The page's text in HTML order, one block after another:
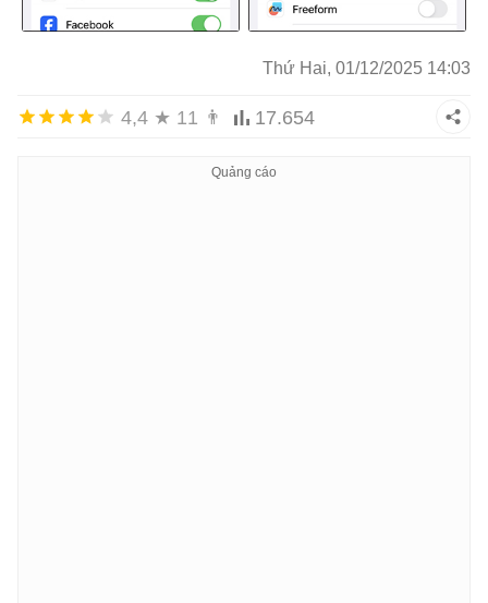
Thứ Hai, 01/12/2025 14:03
4,4 ★ 11 👨 17.654